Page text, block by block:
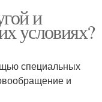
и
условиях?
специальных
и